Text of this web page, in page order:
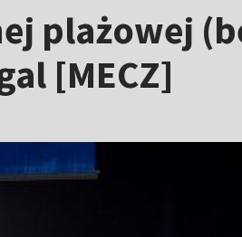
plażowej
[MECZ]